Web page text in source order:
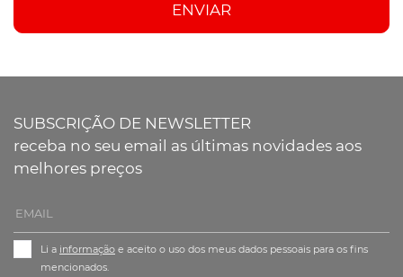
ENVIAR
SUBSCRIÇÃO DE NEWSLETTER
receba no seu email as últimas novidades aos
melhores preços
Li a informação e aceito o uso dos meus dados pessoais para os fins
mencionados.